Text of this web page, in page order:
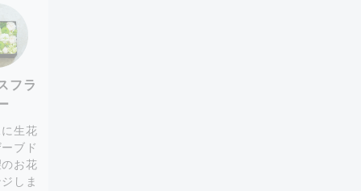
フラ
生花
ブド
お花
しま